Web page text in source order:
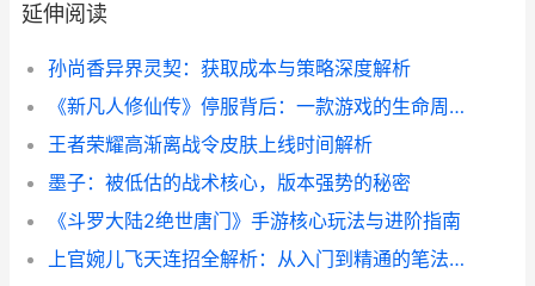
延伸阅读
孙尚香异界灵契：获取成本与策略深度解析
《新凡人修仙传》停服背后：一款游戏的生命周期与市场选择
王者荣耀高渐离战令皮肤上线时间解析
墨子：被低估的战术核心，版本强势的秘密
《斗罗大陆2绝世唐门》手游核心玩法与进阶指南
上官婉儿飞天连招全解析：从入门到精通的笔法艺术